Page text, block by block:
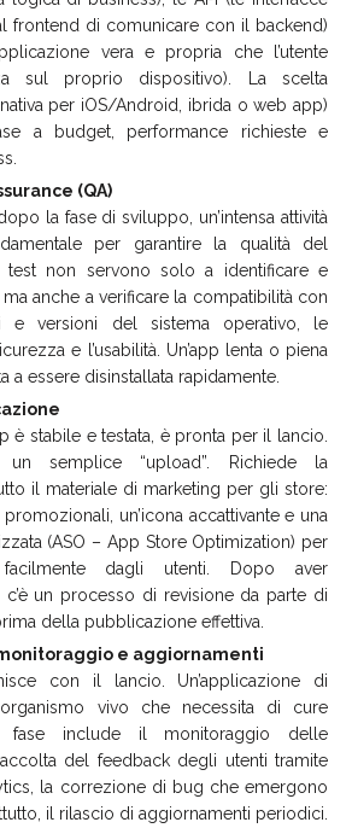
frontend di comunicare con il backend)
vera e propria che l’utente
sul proprio dispositivo). La scelta
per iOS/Android, ibrida o web app)
a budget, performance richieste e
(QA)
la fase di sviluppo, un’intensa attività
per garantire la qualità del
test non servono solo a identificare e
anche a verificare la compatibilità con
e versioni del sistema operativo, le
e l’usabilità. Un’app lenta o piena
a essere disinstallata rapidamente.
è stabile e testata, è pronta per il lancio.
semplice “upload”. Richiede la
il materiale di marketing per gli store:
un’icona accattivante e una
(ASO – App Store Optimization) per
dagli utenti. Dopo aver
c’è un processo di revisione da parte di
della pubblicazione effettiva.
e aggiornamenti
con il lancio. Un’applicazione di
vivo che necessita di cure
fase include il monitoraggio delle
del feedback degli utenti tramite
la correzione di bug che emergono
il rilascio di aggiornamenti periodici.